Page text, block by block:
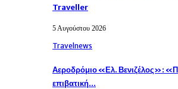
Traveller
5 Αυγούστου 2026
Travelnews
Αεροδρόμιο «Ελ. Βενιζέλος»:
επιβατική…